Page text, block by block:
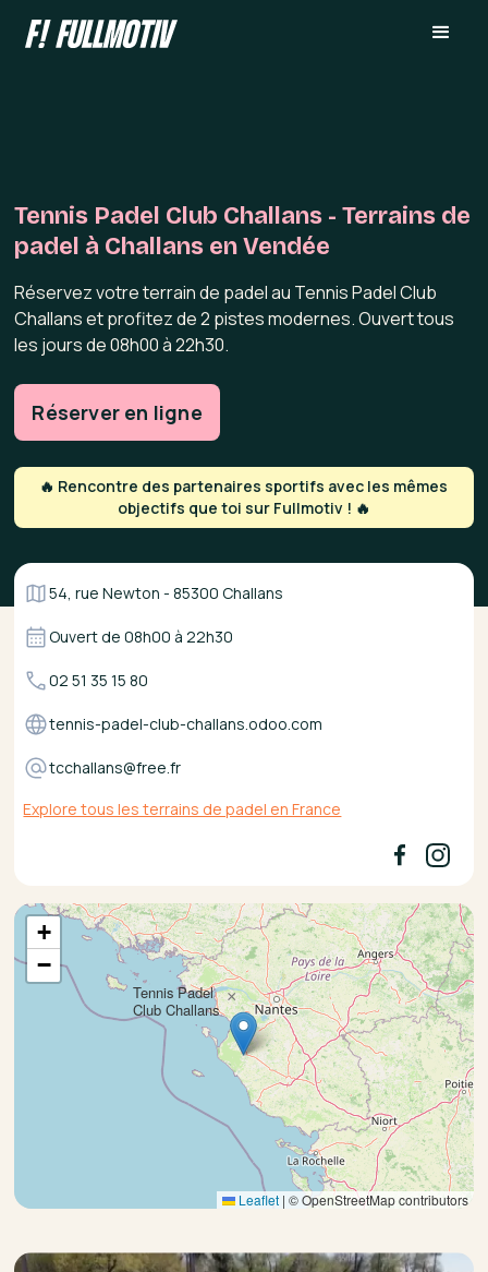
Tennis Padel Club Challans - Terrains de
padel à Challans en Vendée
Réservez votre terrain de padel au Tennis Padel Club
Challans et profitez de 2 pistes modernes. Ouvert tous
les jours de 08h00 à 22h30.
Réserver en ligne
🔥 Rencontre des partenaires sportifs avec les mêmes
objectifs que toi sur Fullmotiv ! 🔥
54, rue Newton - 85300 Challans
Ouvert de08h00 à22h30
02 51 35 15 80
tennis-padel-club-challans.odoo.com
tcchallans@free.fr
Explore tous les terrains de padel en France
Tennis Padel
Club Challans
×
+
−
Leaflet | © OpenStreetMap contributors